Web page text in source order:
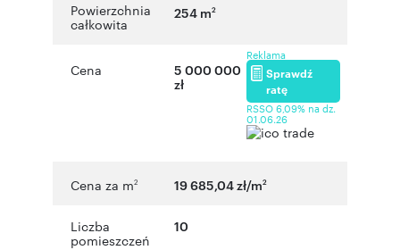
Powierzchnia
całkowita
254 m2
Cena
5 000 000
zł
Reklama
Sprawdź
ratę
RSSO 6,09% na dz.
01.06.26
Cena za m2 19 685,04 zł/m2
Liczba
pomieszczeń
10